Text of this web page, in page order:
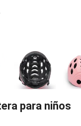
para niños